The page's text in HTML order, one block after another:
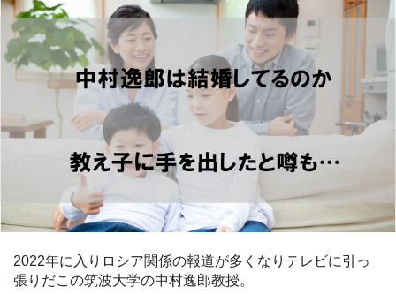
2022年に入りロシア関係の報道が多くなりテレビに引っ
張りだこの筑波大学の中村逸郎教授。